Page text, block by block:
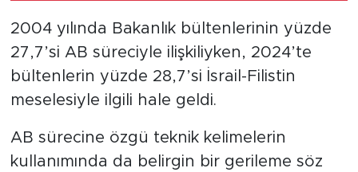
Sizden Korkuyor?''
2004 yılında Bakanlık bültenlerinin yüzde
27,7’si AB süreciyle ilişkiliyken, 2024’te
bültenlerin yüzde 28,7’si İsrail-Filistin
meselesiyle ilgili hale geldi.
AB sürecine özgü teknik kelimelerin
kullanımında da belirgin bir gerileme söz